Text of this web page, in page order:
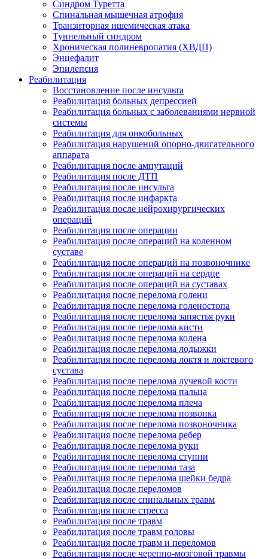
Синдром Туретта
Спинальная мышечная атрофия
Транзиторная ишемическая атака
Туннельный синдром
Хроническая полиневропатия (ХВДП)
Энцефалит
Эпилепсия
Реабилитация
Восстановление после инсульта
Реабилитация больных депрессией
Реабилитация больных с заболеваниями нервной
системы
Реабилитация для онкобольных
Реабилитация нарушений опорно-двигательного
аппарата
Реабилитация после ампутаций
Реабилитация после ДТП
Реабилитация после инсульта
Реабилитация после инфаркта
Реабилитация после нейрохирургических
операций
Реабилитация после операции
Реабилитация после операций на коленном
суставе
Реабилитация после операций на позвоночнике
Реабилитация после операций на сердце
Реабилитация после операций на суставах
Реабилитация после перелома голени
Реабилитация после перелома голеностопа
Реабилитация после перелома запястья руки
Реабилитация после перелома кисти
Реабилитация после перелома колена
Реабилитация после перелома лодыжки
Реабилитация после перелома локтя и локтевого
сустава
Реабилитация после перелома лучевой кости
Реабилитация после перелома пальца
Реабилитация после перелома плеча
Реабилитация после перелома позвонка
Реабилитация после перелома позвоночника
Реабилитация после перелома ребер
Реабилитация после перелома руки
Реабилитация после перелома ступни
Реабилитация после перелома таза
Реабилитация после перелома шейки бедра
Реабилитация после переломов
Реабилитация после спинальных травм
Реабилитация после стресса
Реабилитация после травм
Реабилитация после травм головы
Реабилитация после травм и переломов
Реабилитация после черепно-мозговой травмы